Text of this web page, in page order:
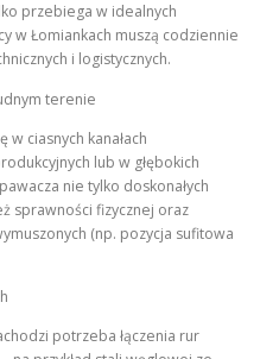
przebiega w idealnych
w Łomiankach muszą codziennie
i logistycznych.
terenie
ciasnych kanałach
lub w głębokich
nie tylko doskonałych
sprawności fizycznej oraz
(np. pozycja sufitowa
potrzeba łączenia rur